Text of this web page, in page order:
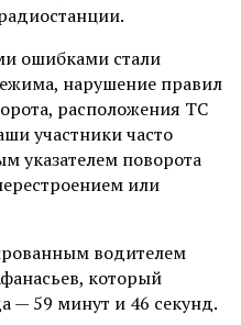
ошибками стали
нарушение правил
расположения ТС
участники часто
указателем поворота
или
водителем
который
— 59 минут и 46 секунд.